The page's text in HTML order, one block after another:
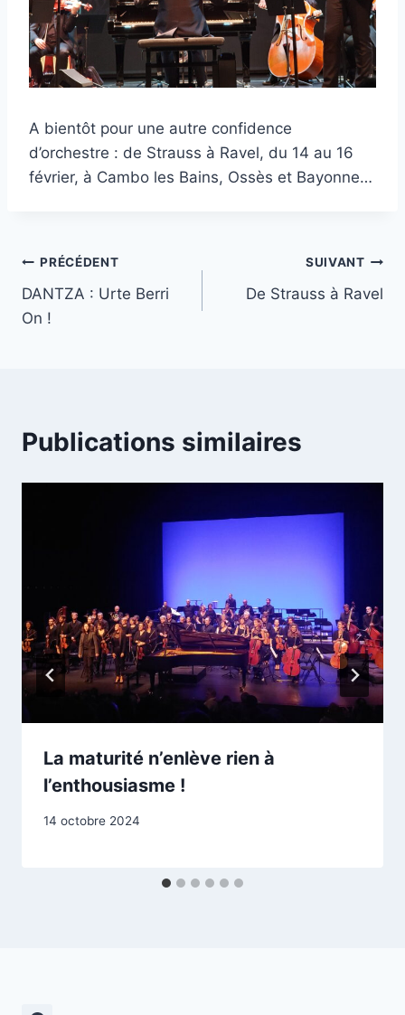
A bientôt pour une autre confidence
d’orchestre : de Strauss à Ravel, du 14 au 16
février, à Cambo les Bains, Ossès et Bayonne…
Navigation
de
PRÉCÉDENT
DANTZA : Urte Berri
On !
SUIVANT
De Strauss à Ravel
Publications similaires
La maturité n’enlève rien à
l’enthousiasme !
14 octobre 2024